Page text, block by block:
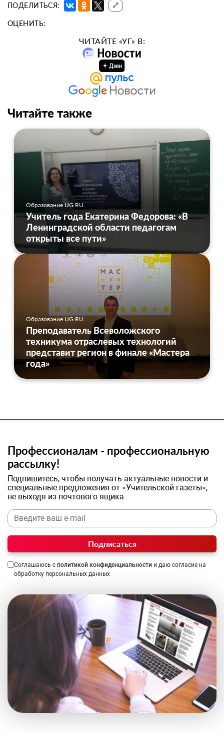
ПОДЕЛИТЬСЯ: 🔗
ОЦЕНИТЬ:
ЧИТАЙТЕ «УГ» В:
Читайте также
Образование UG.RU
Учитель года Екатерина Федорова: «В
Ленинградской области педагогам
открыты все пути»
Образование UG.RU
Преподаватель Всеволожского
техникума отраслевых технологий
представит регион в финале «Мастера
года»
Профессионалам - профессиональную
рассылку!
Подпишитесь, чтобы получать актуальные новости и
специальные предложения от «Учительской газеты»,
не выходя из почтового ящика
Подписаться
Соглашаюсь с политикой конфиденциальности и даю согласие на
обработку персональных данных